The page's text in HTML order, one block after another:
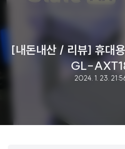
[내돈내산 / 리뷰] 휴대
GL-
2024. 1. 23.